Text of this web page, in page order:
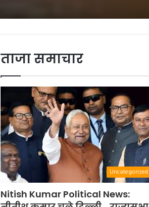
ताजा समाचार
Uncategorized
Nitish Kumar Political News: